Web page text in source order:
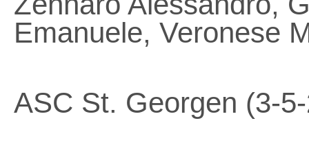
Emanuele, Veronese
ASC St. Georgen (3-